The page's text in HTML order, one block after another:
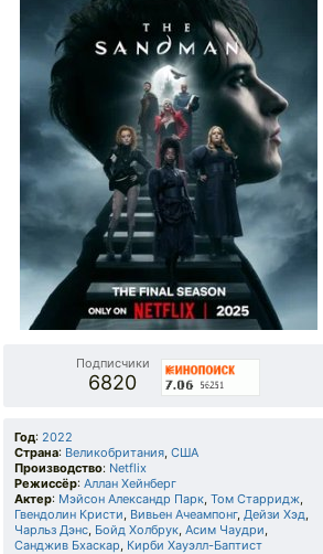
Подписчики
6820
Год: 2022
Страна: Великобритания, США
Производство: Netflix
Режиссёр: Аллан Хейнберг
Актер: Мэйсон Александр Парк, Том Старридж,
Гвендолин Кристи, Вивьен Ачеампонг, Дейзи Хэд,
Чарльз Дэнс, Бойд Холбрук, Асим Чаудри,
Санджив Бхаскар, Кирби Хауэлл-Баптист